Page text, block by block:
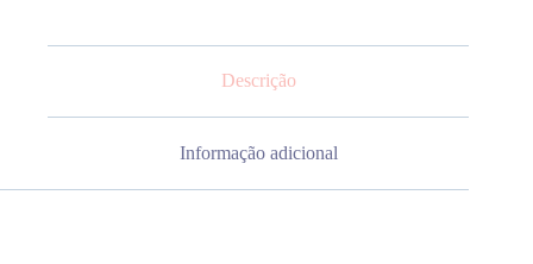
Descrição
Informação adicional